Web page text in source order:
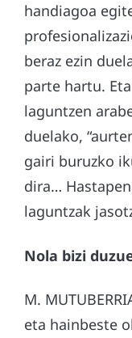
handiagoa
beraz ezin
parte hartu.
laguntzen
duelako,
gairi buruzko
dira…
laguntzak
Nola bizi
M.
eta hainbeste